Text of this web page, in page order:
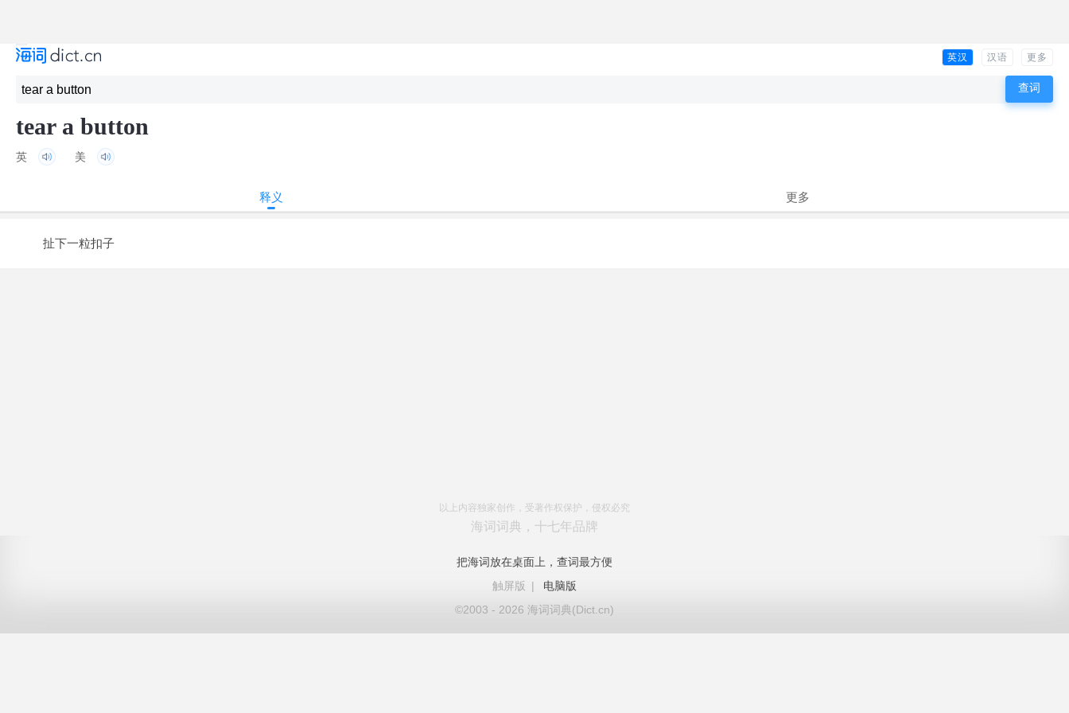
英汉 汉语 更多
tear a button
英 美
释义 更多
扯下一粒扣子
以上内容独家创作，受著作权保护，侵权必究
海词词典，十七年品牌
把海词放在桌面上，查词最方便
触屏版
|
电脑版
©2003 - 2026 海词词典(Dict.cn)